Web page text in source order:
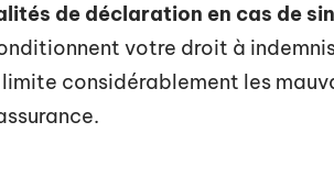
de déclaration en cas de
votre droit à
considérablement les